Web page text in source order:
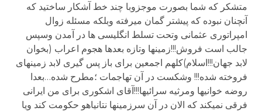
متشکر که شما بصورت موجزوبا چند خط آشکار ساختید که
آنچنان نبوده که پیشتر گمان میرفته وبلکه مسئله زوال
امپراتوری عثمانی وتحت تسلط انگلیسی ها در آمدن وسپس
جالب است فروش!!!زمینها وتازه بعدها هجوم اعراب (بخوان
لابد جهان!!!اسلام)کلهم اجمعین برای باز پس گیری لابد زمینهای
فروخته شده!!! وشکست در آن تهاجمات ؛مطرح شده…بعدا
روضه خوانیها ومرثیه سرائیها!!!آقای اشکوری برای من ایرانی
فرقی نمیکند که الان در آن سرزمینها نتانیاهو حکومت کند ویا